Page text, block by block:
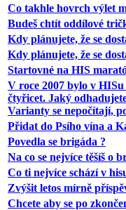
Co takhle hovrch výlet
Budeš chtít oddílové
Kdy plánujete, že se
Kdy plánujete, že se
Startovné na HIS
V roce 2007 bylo v
čtyřicet. Jaký
Varianty se nepočítají,
Přidat do Psího vína a
Povedla se brigáda ?
Na co se nejvíce těšíš o
Co ti nejvíce schází v
Zvýšit letos mírně
Chcete aby se po